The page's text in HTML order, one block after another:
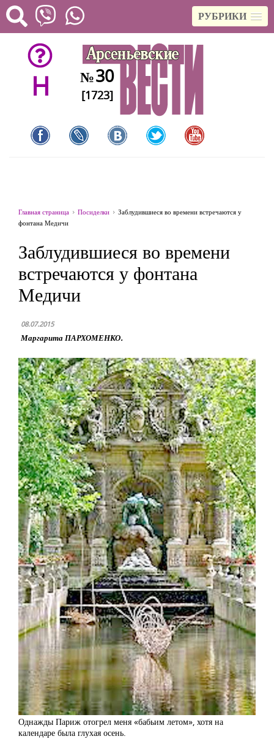
РУБРИКИ
H №30
[1723]
Главная страница Посиделки
Заблудившиеся во времени встречаются у
фонтана Медичи
Заблудившиеся во времени
встречаются у фонтана
Медичи
08.07.2015
Маргарита ПАРХОМЕНКО.
Однажды Париж отогрел меня «бабьим летом», хотя на
календаре была глухая осень.